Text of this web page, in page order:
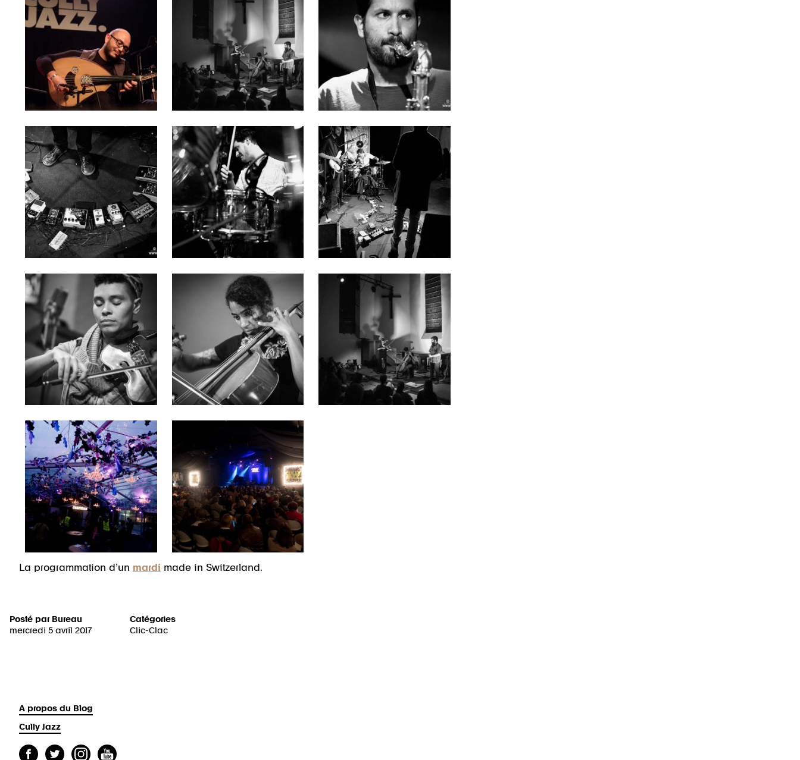
La programmation d’un mardi made in Switzerland.
Posté par Bureau
mercredi 5 avril 2017
Catégories
Clic-Clac
A propos du Blog
Cully Jazz